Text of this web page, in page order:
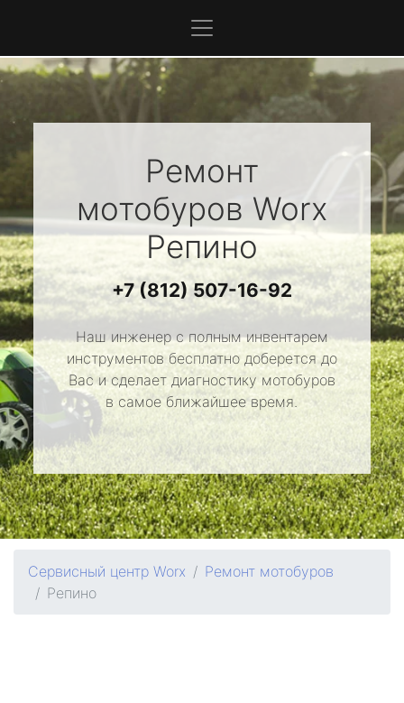
Ремонт
мотобуров Worx
Репино
+7 (812) 507-16-92
Наш инженер с полным инвентарем
инструментов бесплатно доберется до
Вас и сделает диагностику мотобуров
в самое ближайшее время.
Сервисный центр Worx
Ремонт мотобуров
Репино